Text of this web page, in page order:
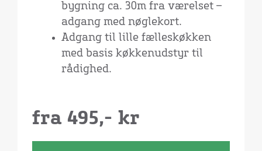
bygning ca. 30m fra værelset –
adgang med nøglekort.
Adgang til lille fælleskøkken
med basis køkkenudstyr til
rådighed.
fra 495,- kr